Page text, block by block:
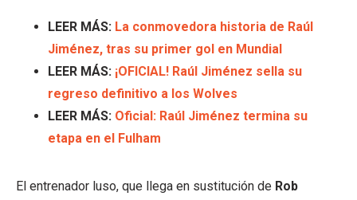
LEER MÁS: La conmovedora historia de Raúl
Jiménez, tras su primer gol en Mundial
LEER MÁS: ¡OFICIAL! Raúl Jiménez sella su
regreso definitivo a los Wolves
LEER MÁS: Oficial: Raúl Jiménez termina su
etapa en el Fulham
El entrenador luso, que llega en sustitución de Rob